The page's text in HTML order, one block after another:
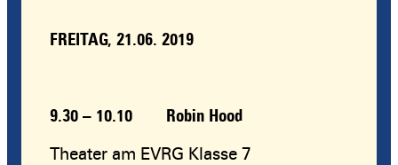
FREITAG, 21.06. 2019
9.30 – 10.10 Robin Hood
Theater am EVRG Klasse 7